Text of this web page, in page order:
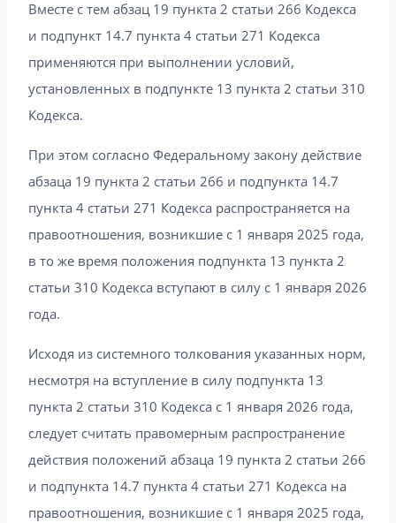
Вместе с тем абзац 19 пункта 2 статьи 266 Кодекса
и подпункт 14.7 пункта 4 статьи 271 Кодекса
применяются при выполнении условий,
установленных в подпункте 13 пункта 2 статьи 310
Кодекса.
При этом согласно Федеральному закону действие
абзаца 19 пункта 2 статьи 266 и подпункта 14.7
пункта 4 статьи 271 Кодекса распространяется на
правоотношения, возникшие с 1 января 2025 года,
в то же время положения подпункта 13 пункта 2
статьи 310 Кодекса вступают в силу с 1 января 2026
года.
Исходя из системного толкования указанных норм,
несмотря на вступление в силу подпункта 13
пункта 2 статьи 310 Кодекса с 1 января 2026 года,
следует считать правомерным распространение
действия положений абзаца 19 пункта 2 статьи 266
и подпункта 14.7 пункта 4 статьи 271 Кодекса на
правоотношения, возникшие с 1 января 2025 года,